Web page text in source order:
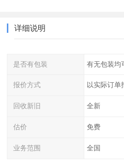
详细说明
是否有包装 有无包装均
报价方式 以实际订单
回收新旧 全新
估价 免费
业务范围 全国